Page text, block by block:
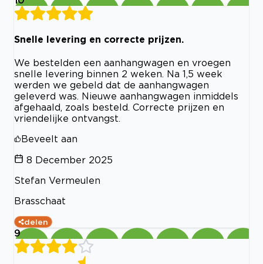
Snelle levering en correcte prijzen.
We bestelden een aanhangwagen en vroegen
snelle levering binnen 2 weken. Na 1,5 week
werden we gebeld dat de aanhangwagen
geleverd was. Nieuwe aanhangwagen inmiddels
afgehaald, zoals besteld. Correcte prijzen en
vriendelijke ontvangst.
Beveelt aan
8 December 2025
Stefan Vermeulen
Brasschaat
delen
9